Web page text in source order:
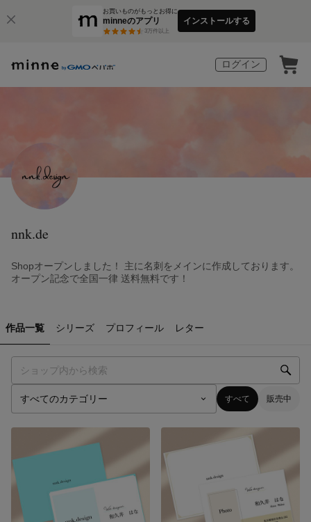
お買いものがもっとお得に
minneのアプリ
3万件以上
インストールする
ログイン
nnk.de
Shopオープンしました！ 主に名刺をメインに作成しております。
オープン記念で全国一律 送料無料です！
作品一覧 シリーズ プロフィール レター
すべて 販売中